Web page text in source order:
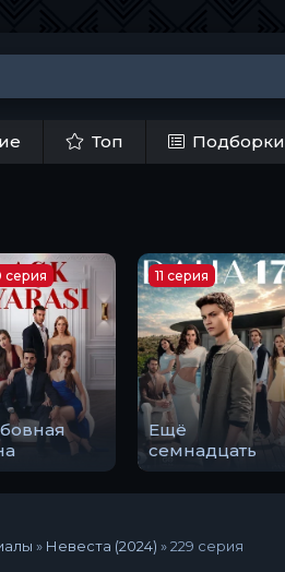
Топ Подборки
серия
Ещё
семнадцать
11 серия
» Невеста (2024) »229 серия